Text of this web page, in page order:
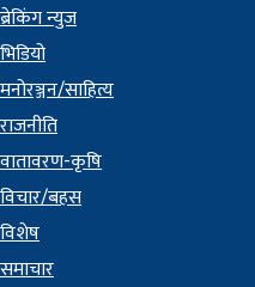
ब्रेकिंग न्युज
भिडियो
मनोरञ्जन/साहित्य
राजनीति
वातावरण-कृषि
विचार/बहस
विशेष
समाचार